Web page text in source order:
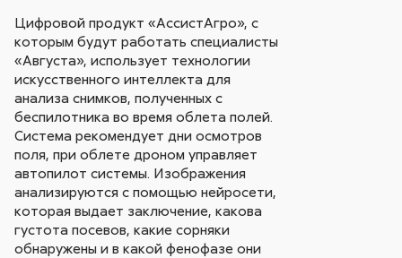
Цифровой продукт «АссистАгро», с
которым будут работать специалисты
«Августа», использует технологии
искусственного интеллекта для
анализа снимков, полученных с
беспилотника во время облета полей.
Система рекомендует дни осмотров
поля, при облете дроном управляет
автопилот системы. Изображения
анализируются с помощью нейросети,
которая выдает заключение, какова
густота посевов, какие сорняки
обнаружены и в какой фенофазе они